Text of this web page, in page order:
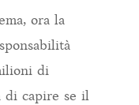
ora la
di
di capire se il